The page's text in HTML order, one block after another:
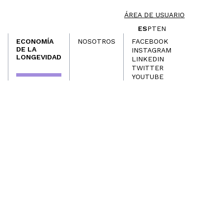
ÁREA DE USUARIO
ESPTEN
ECONOMÍA
DE LA
LONGEVIDAD
NOSOTROS
FACEBOOK
INSTAGRAM
LINKEDIN
TWITTER
YOUTUBE